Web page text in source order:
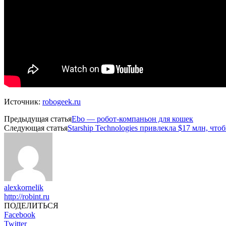
Источник: robogeek.ru
Предыдущая статьяEbo — робот-компаньон для кошек
Следующая статьяStarship Technologies привлекла $17 млн,
alexkornelik
http://robint.ru
ПОДЕЛИТЬСЯ
Facebook
Twitter